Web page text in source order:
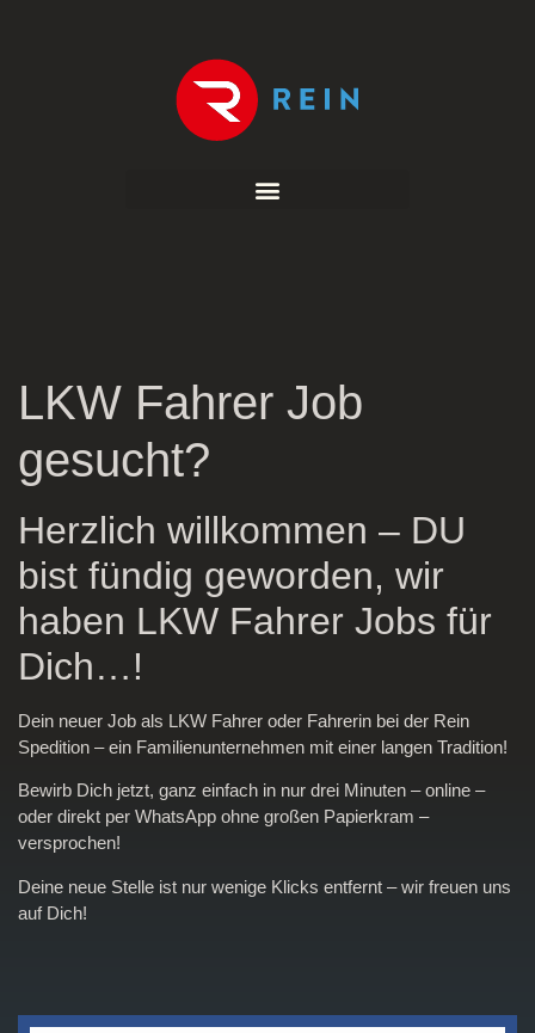
LKW Fahrer Job
gesucht?
Herzlich willkommen – DU
bist fündig geworden, wir
haben LKW Fahrer Jobs für
Dich…!
Dein neuer Job als LKW Fahrer oder Fahrerin bei der Rein
Spedition – ein Familienunternehmen mit einer langen Tradition!
Bewirb Dich jetzt, ganz einfach in nur drei Minuten – online –
oder direkt per WhatsApp ohne großen Papierkram –
versprochen!
Deine neue Stelle ist nur wenige Klicks entfernt – wir freuen uns
auf Dich!